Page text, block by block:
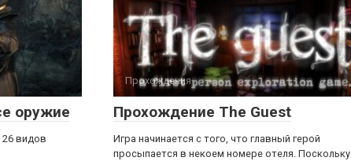
оружие
26 видов
Прохождения
Прохождение The Guest
Игра начинается с того, что главный герой
просыпается в некоем номере отеля. Поскольку